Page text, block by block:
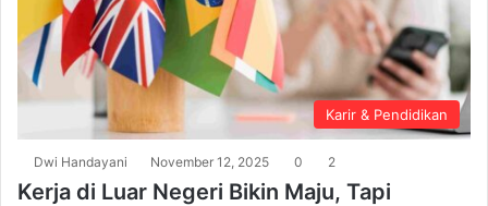
Karir & Pendidikan
Dwi Handayani November 12, 2025 0 2
Kerja di Luar Negeri Bikin Maju, Tapi